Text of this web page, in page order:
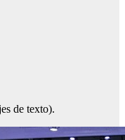
de texto).